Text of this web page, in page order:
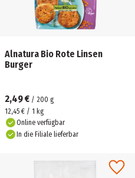
Alnatura Bio Rote Linsen
Burger
2,49 € / 200 g
12,45 € / 1 kg
Online verfügbar
In die Filiale lieferbar